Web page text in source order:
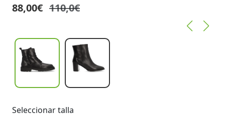
88,00€ 110,0€
Seleccionar talla